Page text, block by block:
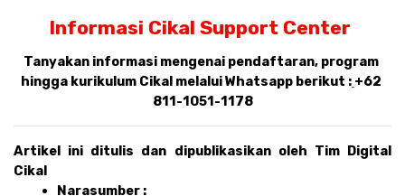
Informasi Cikal Support Center
Tanyakan informasi mengenai pendaftaran, program
hingga kurikulum Cikal melalui Whatsapp berikut : +62
811-1051-1178
Artikel ini ditulis dan dipublikasikan oleh Tim Digital
Cikal
Narasumber :